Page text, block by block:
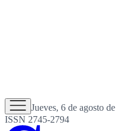
Jueves, 6 de agosto
ISSN 2745-2794